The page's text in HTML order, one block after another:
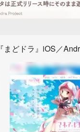
『まどドラ』iOS／